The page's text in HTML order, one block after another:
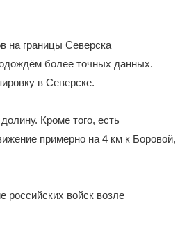
на границы Северска
более точных данных.
в Северске.
Кроме того, есть
примерно на 4 км к Боровой,
российских войск возле